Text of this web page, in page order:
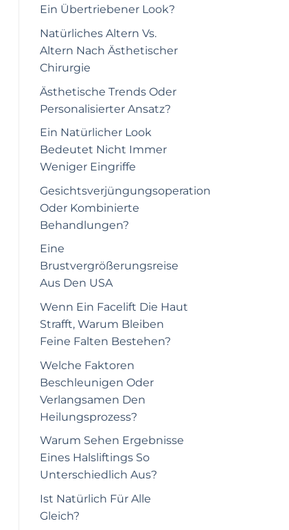
Ein Übertriebener Look?
Natürliches Altern Vs.
Altern Nach Ästhetischer
Chirurgie
Ästhetische Trends Oder
Personalisierter Ansatz?
Ein Natürlicher Look
Bedeutet Nicht Immer
Weniger Eingriffe
Gesichtsverjüngungsoperation
Oder Kombinierte
Behandlungen?
Eine
Brustvergrößerungsreise
Aus Den USA
Wenn Ein Facelift Die Haut
Strafft, Warum Bleiben
Feine Falten Bestehen?
Welche Faktoren
Beschleunigen Oder
Verlangsamen Den
Heilungsprozess?
Warum Sehen Ergebnisse
Eines Halsliftings So
Unterschiedlich Aus?
Ist Natürlich Für Alle
Gleich?